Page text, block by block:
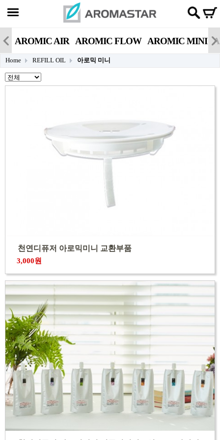
AROMIC AIR AROMIC FLOW AROMIC MINI
Home REFILL OIL 아로믹 미니
천연디퓨저 아로믹미니 교환부품
3,000원